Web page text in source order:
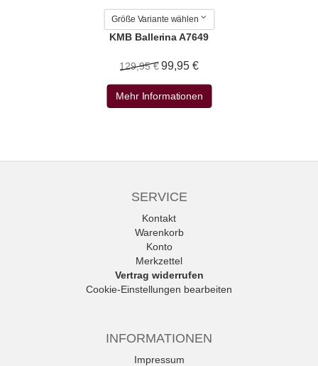
Größe Variante wählen
KMB Ballerina A7649
129,95 € 99,95 €
Mehr Informationen
SERVICE
Kontakt
Warenkorb
Konto
Merkzettel
Vertrag widerrufen
Cookie-Einstellungen bearbeiten
INFORMATIONEN
Impressum